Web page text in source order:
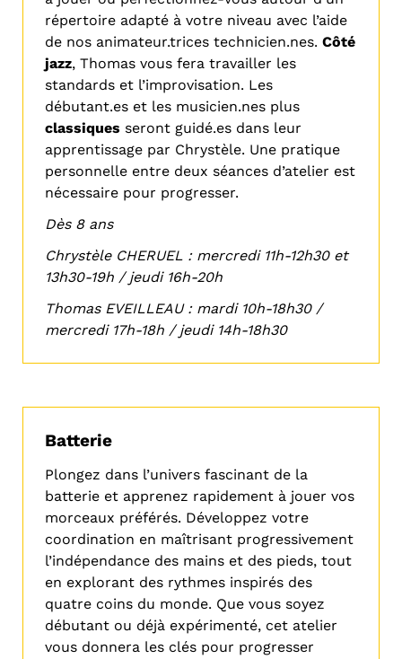
répertoire adapté à votre niveau avec l’aide
de nos animateur.trices technicien.nes. Côté
jazz, Thomas vous fera travailler les
standards et l’improvisation. Les
débutant.es et les musicien.nes plus
classiques seront guidé.es dans leur
apprentissage par Chrystèle. Une pratique
personnelle entre deux séances d’atelier est
nécessaire pour progresser.
Dès 8 ans
Chrystèle CHERUEL : mercredi 11h-12h30 et
13h30-19h / jeudi 16h-20h
Thomas EVEILLEAU : mardi 10h-18h30 /
mercredi 17h-18h / jeudi 14h-18h30
Batterie
Plongez dans l’univers fascinant de la
batterie et apprenez rapidement à jouer vos
morceaux préférés. Développez votre
coordination en maîtrisant progressivement
l’indépendance des mains et des pieds, tout
en explorant des rythmes inspirés des
quatre coins du monde. Que vous soyez
débutant ou déjà expérimenté, cet atelier
vous donnera les clés pour progresser